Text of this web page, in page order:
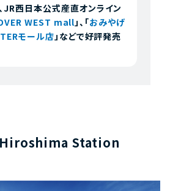
JR西日本公式産直オンライン
WEST mall」、「おみやげ
モール店」などで好評発売
Station